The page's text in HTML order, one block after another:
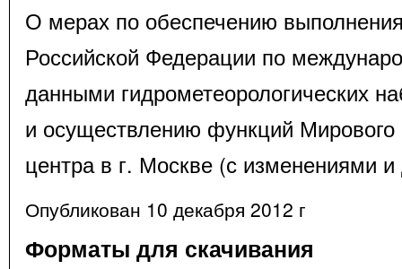
О мерах по обеспечению
Российской Федерации по
данными гидрометеорологических
и осуществлению функций Мирового
центра в г. Москве (с изменениями
Опубликован 10 декабря 2012 г
Форматы для скачивания